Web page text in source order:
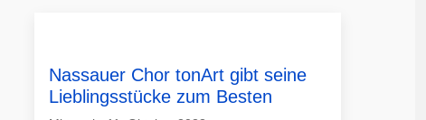
Nassauer Chor tonArt gibt seine
Lieblingsstücke zum Besten